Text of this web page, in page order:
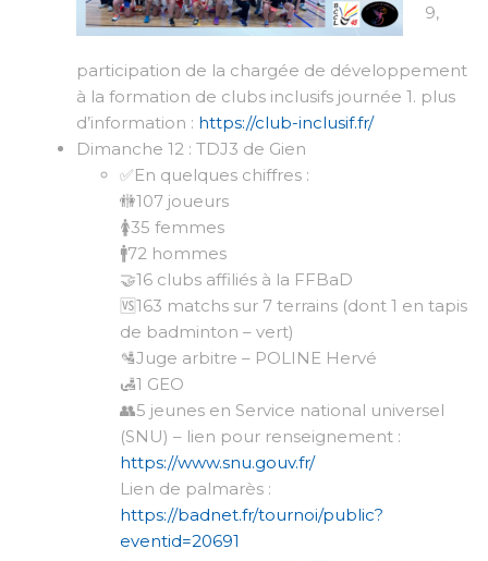
9,
participation de la chargée de développement
à la formation de clubs inclusifs journée 1. plus
d’information : https://club-inclusif.fr/
Dimanche 12 : TDJ3 de Gien
✅En quelques chiffres :
🚻107 joueurs
🚺35 femmes
🚹72 hommes
🤝16 clubs affiliés à la FFBaD
🆚163 matchs sur 7 terrains (dont 1 en tapis
de badminton – vert)
🛂Juge arbitre – POLINE Hervé
🛃1 GEO
👥5 jeunes en Service national universel
(SNU) – lien pour renseignement :
https://www.snu.gouv.fr/
Lien de palmarès :
https://badnet.fr/tournoi/public?
eventid=20691